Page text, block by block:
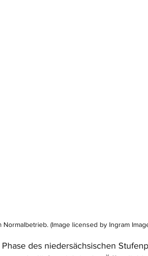
(Image licensed by Ingram
des niedersächsischen